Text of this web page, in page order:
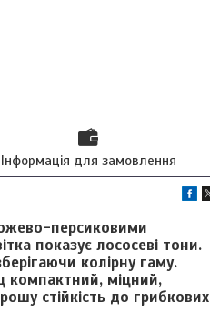
Інформація для замовлення
персиковими
показує лососеві тони.
колірну гаму.
компактний, міцний,
стійкість до грибкових